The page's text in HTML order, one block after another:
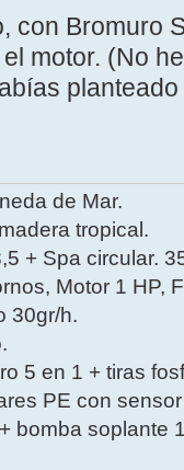
con Bromuro
motor. (No
de Mar.
tropical.
+ Spa circular.
Motor 1 HP,
30gr/h.
5 en 1 + tiras
PE con
bomba soplante